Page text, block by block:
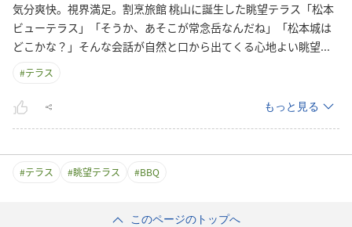
気分爽快。視界満足。割烹旅館 桃山に誕生した眺望テラス「松本
ビューテラス」「そうか、あそこが常念岳なんだね」「松本城は
どこかな？」そんな会話が自然と口から出てくる心地よい眺望...
#テラス
もっと見る
#テラス #眺望テラス #BBQ
このページのトップへ